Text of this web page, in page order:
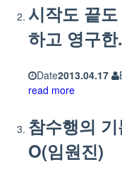
시작도 끝
하고 영구
Date2013.04.17
read more
참수행의
O(임원진)